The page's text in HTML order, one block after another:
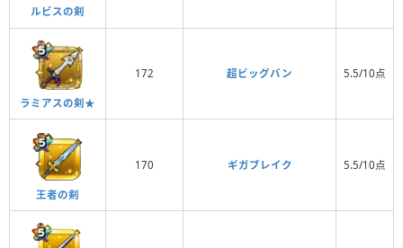
ルビスの剣
ラミアスの剣★
172 超ビッグバン 5.5/10点
王者の剣
170 ギガブレイク 5.5/10点